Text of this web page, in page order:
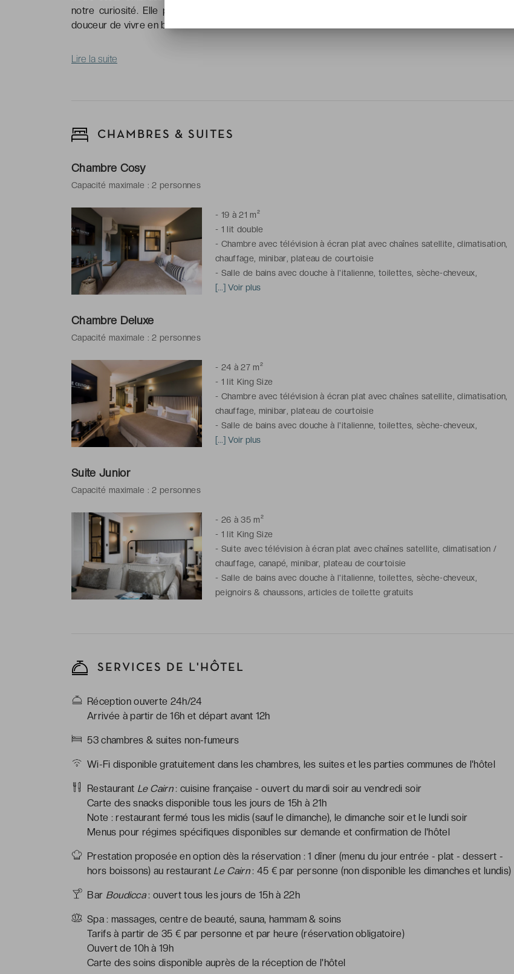
notre curiosité. Elle porte le nom du Celtique Hôtel & Spa ****, un petit cocon où l’on explore la
douceur de vivre en bord de mer.
Lire la suite
CHAMBRES & SUITES
Chambre Cosy
Capacité maximale : 2 personnes
- 19 à 21 m²
- 1 lit double
- Chambre avec télévision à écran plat avec chaînes satellite, climatisation,
chauffage, minibar, plateau de courtoisie
- Salle de bains avec douche à l'italienne, toilettes, sèche-cheveux,
peignoirs & chaussons, articles de toilette gratuits
[...] Voir plus
Chambre Deluxe
Capacité maximale : 2 personnes
- 24 à 27 m²
- 1 lit King Size
- Chambre avec télévision à écran plat avec chaînes satellite, climatisation,
chauffage, minibar, plateau de courtoisie
- Salle de bains avec douche à l'italienne, toilettes, sèche-cheveux,
peignoirs & chaussons, articles de toilette gratuits
[...] Voir plus
Suite Junior
Capacité maximale : 2 personnes
- 26 à 35 m²
- 1 lit King Size
- Suite avec télévision à écran plat avec chaînes satellite, climatisation /
chauffage, canapé, minibar, plateau de courtoisie
- Salle de bains avec douche à l'italienne, toilettes, sèche-cheveux,
peignoirs & chaussons, articles de toilette gratuits
SERVICES DE L'HÔTEL
Réception ouverte 24h/24
Arrivée à partir de 16h et départ avant 12h
53 chambres & suites non-fumeurs
Wi-Fi disponible gratuitement dans les chambres, les suites et les parties communes de l'hôtel
Restaurant Le Cairn: cuisine française - ouvert du mardi soir au vendredi soir
Carte des snacks disponible tous les jours de 15h à 21h
Note : restaurant fermé tous les midis (sauf le dimanche), le dimanche soir et le lundi soir
Menus pour régimes spécifiques disponibles sur demande et confirmation de l'hôtel
Prestation proposée en option dès la réservation : 1 dîner (menu du jour entrée - plat - dessert -
hors boissons) au restaurant Le Cairn: 45 € par personne (non disponible les dimanches et lundis)
Bar Boudicca: ouvert tous les jours de 15h à 22h
Spa : massages, centre de beauté, sauna, hammam & soins
Tarifs à partir de 35 € par personne et par heure (réservation obligatoire)
Ouvert de 10h à 19h
Carte des soins disponible auprès de la réception de l'hôtel